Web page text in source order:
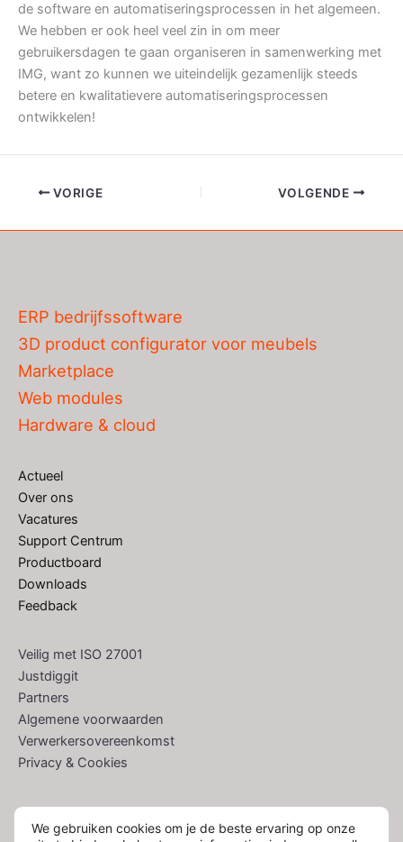
de software en automatiseringsprocessen in het algemeen.
We hebben er ook heel veel zin in om meer
gebruikersdagen te gaan organiseren in samenwerking met
IMG, want zo kunnen we uiteindelijk gezamenlijk steeds
betere en kwalitatievere automatiseringsprocessen
ontwikkelen!
VORIGE VOLGENDE
ERP bedrijfssoftware
3D product configurator voor meubels
Marketplace
Web modules
Hardware & cloud
Actueel
Over ons
Vacatures
Support Centrum
Productboard
Downloads
Feedback
Veilig met ISO 27001
Justdiggit
Partners
Algemene voorwaarden
Verwerkersovereenkomst
Privacy & Cookies
We gebruiken cookies om je de beste ervaring op onze